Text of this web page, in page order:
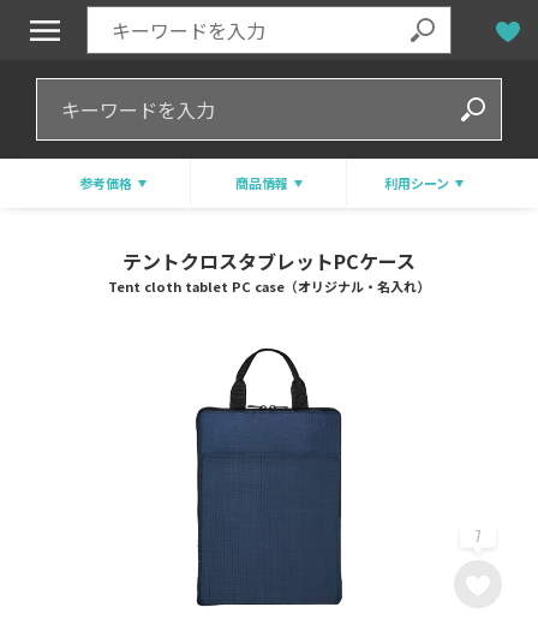
参考価格 商品情報 利用シーン
テントクロスタブレットPCケース
Tent cloth tablet PC case（オリジナル・名入れ）
7